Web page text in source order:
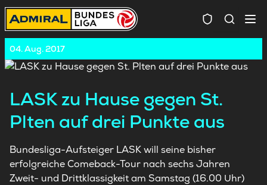
04. Aug. 2017
LASK zu Hause gegen St.
Plten auf drei Punkte aus
Bundesliga-Aufsteiger LASK will seine bisher
erfolgreiche Comeback-Tour nach sechs Jahren
Zweit- und Drittklassigkeit am Samstag (16.00 Uhr)